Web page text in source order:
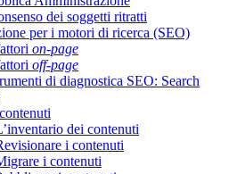
dei soggetti ritratti
per i motori di ricerca (SEO)
on-page
off-page
di diagnostica SEO: Search
dei contenuti
i contenuti
i contenuti